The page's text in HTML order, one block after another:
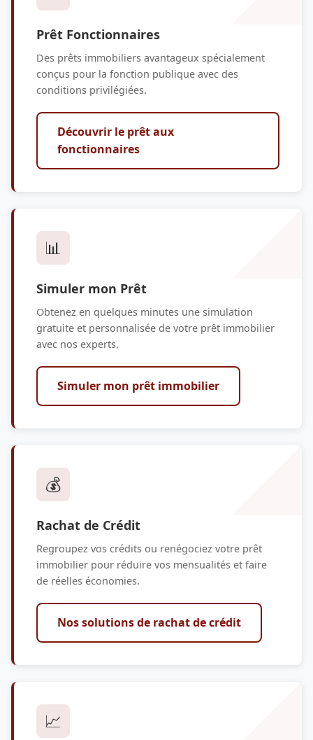
Prêt Fonctionnaires
Des prêts immobiliers avantageux spécialement
conçus pour la fonction publique avec des
conditions privilégiées.
Découvrir le prêt aux
fonctionnaires
📊
Simuler mon Prêt
Obtenez en quelques minutes une simulation
gratuite et personnalisée de votre prêt immobilier
avec nos experts.
Simuler mon prêt immobilier
💰
Rachat de Crédit
Regroupez vos crédits ou renégociez votre prêt
immobilier pour réduire vos mensualités et faire
de réelles économies.
Nos solutions de rachat de crédit
📈